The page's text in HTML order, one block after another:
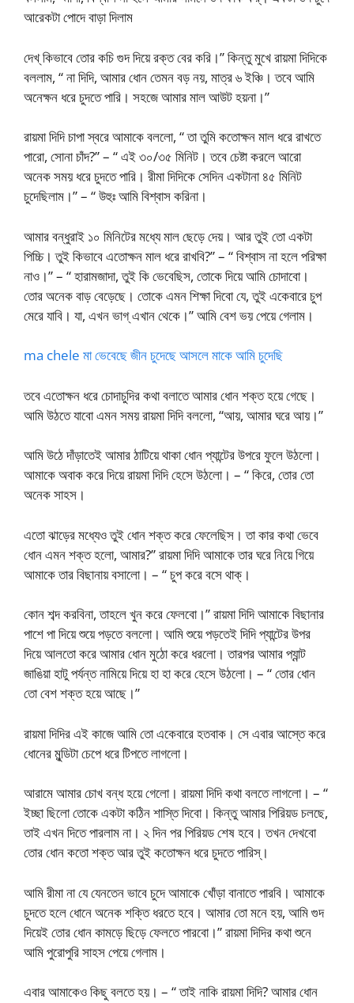
আরেকটা পোদে বাড়া দিলাম
দেখ্‌ কিভাবে তোর কচি গুদ দিয়ে রক্ত বের করি।” কিন্তু মুখে রায়মা দিদিকে
বললাম, “ না দিদি, আমার ধোন তেমন বড় নয়, মাত্র ৬ ইঞ্চি। তবে আমি
অনেক্ষন ধরে চুদতে পারি। সহজে আমার মাল আউট হয়না।”
রায়মা দিদি চাপা স্বরে আমাকে বললো, “ তা তুমি কতোক্ষন মাল ধরে রাখতে
পারো, সোনা চাঁদ?” – “ এই ৩০/৩৫ মিনিট। তবে চেষ্টা করলে আরো
অনেক সময় ধরে চুদতে পারি। রীমা দিদিকে সেদিন একটানা ৪৫ মিনিট
চুদেছিলাম।” – “ উহুঃ আমি বিশ্বাস করিনা।
আমার বন্ধুরাই ১০ মিনিটের মধ্যে মাল ছেড়ে দেয়। আর তুই তো একটা
পিচ্চি। তুই কিভাবে এতোক্ষন মাল ধরে রাখবি?” – “ বিশ্বাস না হলে পরিক্ষা
নাও।” – “ হারামজাদা, তুই কি ভেবেছিস, তোকে দিয়ে আমি চোদাবো।
তোর অনেক বাড় বেড়েছে। তোকে এমন শিক্ষা দিবো যে, তুই একেবারে চুপ
মেরে যাবি। যা, এখন ভাগ্‌ এখান থেকে।” আমি বেশ ভয় পেয়ে গেলাম।
ma chele মা ভেবেছে জীন চুদেছে আসলে মাকে আমি চুদেছি
তবে এতোক্ষন ধরে চোদাচুদির কথা বলাতে আমার ধোন শক্ত হয়ে গেছে।
আমি উঠতে যাবো এমন সময় রায়মা দিদি বললো, “আয়, আমার ঘরে আয়।”
আমি উঠে দাঁড়াতেই আমার ঠাটিয়ে থাকা ধোন প্যান্টের উপরে ফুলে উঠলো।
আমাকে অবাক করে দিয়ে রায়মা দিদি হেসে উঠলো। – “ কিরে, তোর তো
অনেক সাহস।
এতো ঝাড়ের মধ্যেও তুই ধোন শক্ত করে ফেলেছিস। তা কার কথা ভেবে
ধোন এমন শক্ত হলো, আমার?” রায়মা দিদি আমাকে তার ঘরে নিয়ে গিয়ে
আমাকে তার বিছানায় বসালো। – “ চুপ করে বসে থাক্‌।
কোন শব্দ করবিনা, তাহলে খুন করে ফেলবো।” রায়মা দিদি আমাকে বিছানার
পাশে পা দিয়ে শুয়ে পড়তে বললো। আমি শুয়ে পড়তেই দিদি প্যান্টের উপর
দিয়ে আলতো করে আমার ধোন মুঠো করে ধরলো। তারপর আমার প্যান্ট
জাঙিয়া হাটু পর্যন্ত নামিয়ে দিয়ে হা হা করে হেসে উঠলো। – “ তোর ধোন
তো বেশ শক্ত হয়ে আছে।”
রায়মা দিদির এই কাজে আমি তো একেবারে হতবাক। সে এবার আস্তে করে
ধোনের মুন্ডিটা চেপে ধরে টিপতে লাগলো।
আরামে আমার চোখ বন্ধ হয়ে গেলো। রায়মা দিদি কথা বলতে লাগলো। – “
ইচ্ছা ছিলো তোকে একটা কঠিন শাস্তি দিবো। কিন্তু আমার পিরিয়ড চলছে,
তাই এখন দিতে পারলাম না। ২ দিন পর পিরিয়ড শেষ হবে। তখন দেখবো
তোর ধোন কতো শক্ত আর তুই কতোক্ষন ধরে চুদতে পারিস্‌।
আমি রীমা না যে যেনতেন ভাবে চুদে আমাকে খোঁড়া বানাতে পারবি। আমাকে
চুদতে হলে ধোনে অনেক শক্তি ধরতে হবে। আমার তো মনে হয়, আমি গুদ
দিয়েই তোর ধোন কামড়ে ছিড়ে ফেলতে পারবো।” রায়মা দিদির কথা শুনে
আমি পুরোপুরি সাহস পেয়ে গেলাম।
এবার আমাকেও কিছু বলতে হয়। – “ তাই নাকি রায়মা দিদি? আমার ধোন